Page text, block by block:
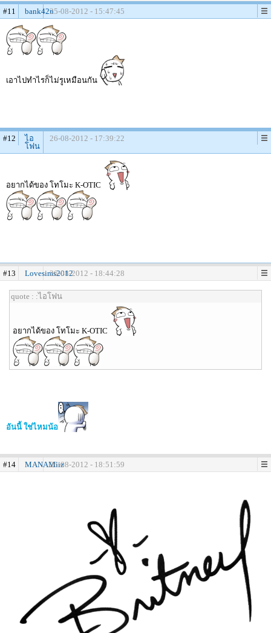
#11 bank42n25-08-2012 - 15:47:45
เอาไปทำไรก็ไม่รูเหมือนกัน
#12
ไอ
โฟน
26-08-2012 - 17:39:22
อยากได้ของ โทโมะ K-OTIC
#13 Lovesims201226-08-2012 - 18:44:28
quote : :ไอโฟน
อยากได้ของ โทโมะ K-OTIC
อันนี้ ใช่ไหมน้อ
#14 MANAMiiz26-08-2012 - 18:51:59